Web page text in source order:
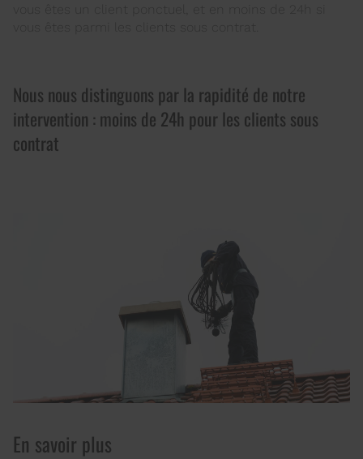
Nous nous distinguons par la rapidité de notre
intervention : moins de 24h pour les clients sous
contrat
En savoir plus